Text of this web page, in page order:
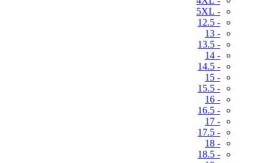
- 5XL
- 12.5
- 13
- 13.5
- 14
- 14.5
- 15
- 15.5
- 16
- 16.5
- 17
- 17.5
- 18
- 18.5